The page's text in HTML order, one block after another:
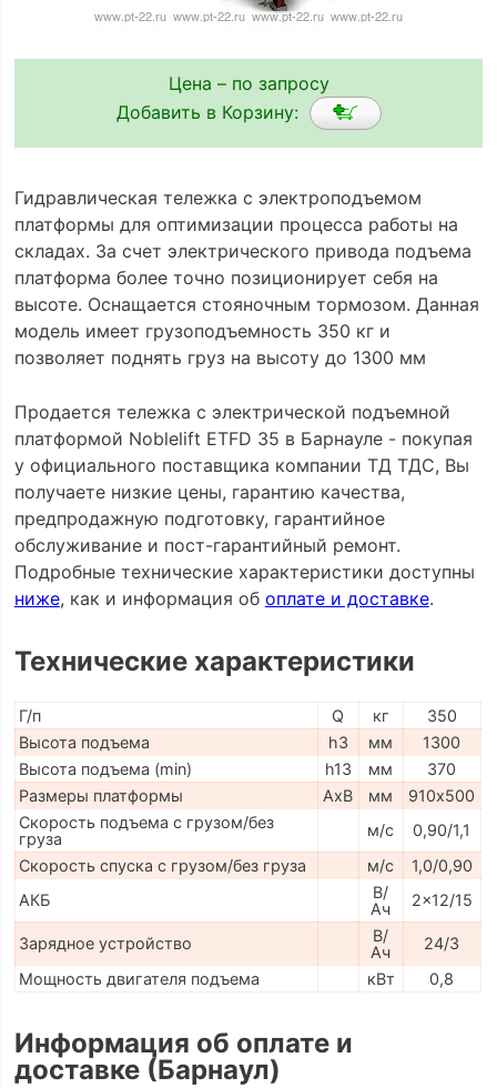
Цена – по запросу
Добавить в Корзину:
Гидравлическая тележка с электроподъемом
платформы для оптимизации процесса работы на
складах. За счет электрического привода подъема
платформа более точно позиционирует себя на
высоте. Оснащается стояночным тормозом. Данная
модель имеет грузоподъемность 350 кг и
позволяет поднять груз на высоту до 1300 мм
Продается тележка с электрической подъемной
платформой Noblelift ETFD 35 в Барнауле - покупая
у официального поставщика компании ТД ТДС, Вы
получаете низкие цены, гарантию качества,
предпродажную подготовку, гарантийное
обслуживание и пост-гарантийный ремонт.
Подробные технические характеристики доступны
ниже, как и информация об оплате и доставке.
Технические характеристики
Г/п Q кг
350
Высота подъема
h3 мм
1300
Высота подъема (min)
h13 мм
370
Размеры платформы
AxB мм
910х500
Скорость подъема с грузом/без
груза
м/с
0,90/1,1
Скорость спуска с грузом/без груза
м/с
1,0/0,90
АКБ
В/
Ач
2x12/15
Зарядное устройство
В/
Ач
24/3
Мощность двигателя подъема
кВт 0,8
Информация об оплате и
доставке (Барнаул)